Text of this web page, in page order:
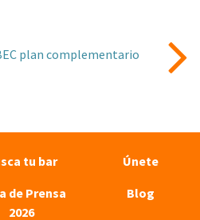
tu bar
Únete
de Prensa
2026
Blog